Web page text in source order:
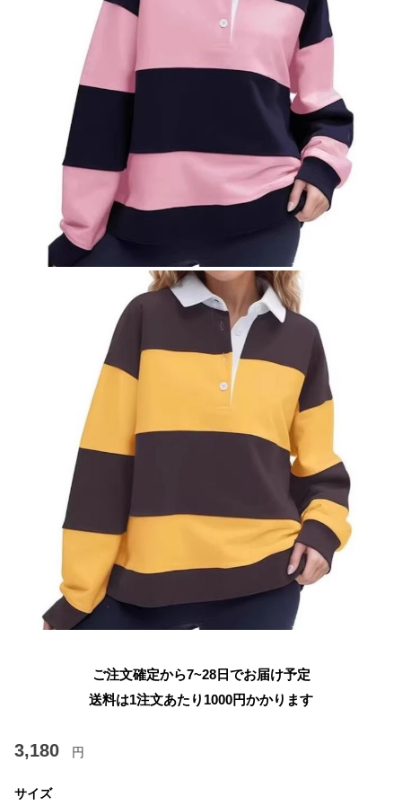
ご注文確定から7~28日でお届け予定
送料は1注文あたり 1000円かかります
3,180 円
サイズ